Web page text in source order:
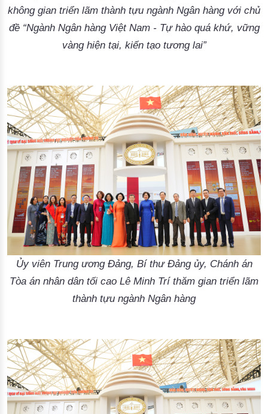
không gian triển lãm thành tựu ngành Ngân hàng với chủ
đề “Ngành Ngân hàng Việt Nam - Tự hào quá khứ, vững
vàng hiện tại, kiến tạo tương lai”
Ủy viên Trung ương Đảng, Bí thư Đảng ủy, Chánh án
Tòa án nhân dân tối cao Lê Minh Trí thăm gian triển lãm
thành tựu ngành Ngân hàng